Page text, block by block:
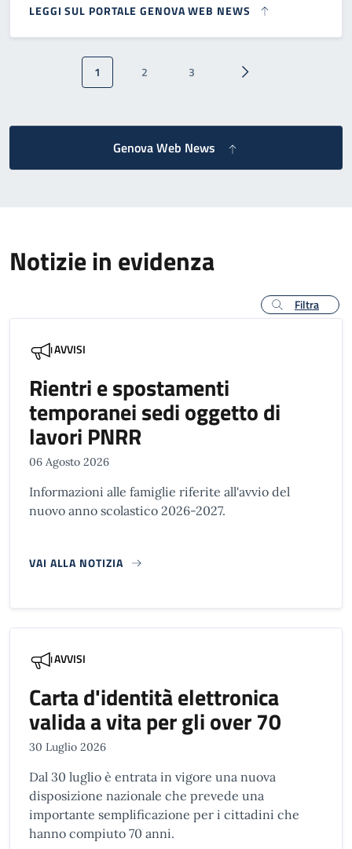
LEGGI SUL PORTALE GENOVA WEB NEWS
Paginazione
Pagina attuale
1 Pagina
2 Pagina
3 Pagina successiva
Genova Web News
Notizie in evidenza
Filtra
AVVISI
Rientri e spostamenti
temporanei sedi oggetto di
lavori PNRR
06 Agosto 2026
Informazioni alle famiglie riferite all'avvio del
nuovo anno scolastico 2026-2027.
VAI ALLA NOTIZIA
AVVISI
Carta d'identità elettronica
valida a vita per gli over 70
30 Luglio 2026
Dal 30 luglio è entrata in vigore una nuova
disposizione nazionale che prevede una
importante semplificazione per i cittadini che
hanno compiuto 70 anni.